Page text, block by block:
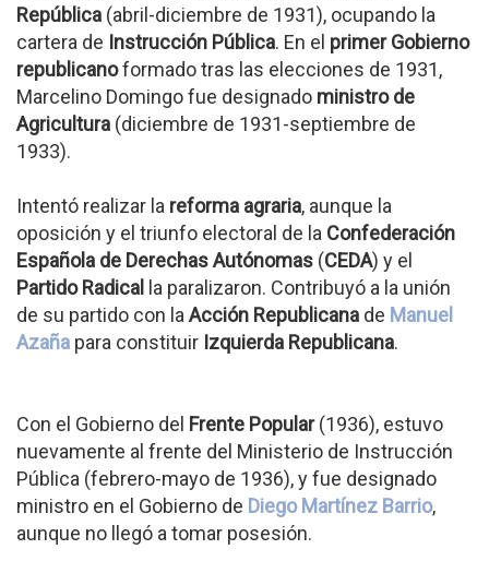
República (abril-diciembre de 1931), ocupando la
cartera de Instrucción Pública. En el primer Gobierno
republicanoformado tras las elecciones de 1931,
Marcelino Domingo fue designado ministro de
Agricultura (diciembre de 1931-septiembre de
1933).
Intentó realizar la reforma agraria, aunque la
oposición y el triunfo electoral de la Confederación
Española de Derechas Autónomas (CEDA) y el
Partido Radical
la paralizaron. Contribuyó a la unión
de su partido con la Acción Republicana de Manuel
Azaña para constituir Izquierda Republicana.
Con el Gobierno del Frente Popular(1936), estuvo
nuevamente al frente del Ministerio de Instrucción
Pública (febrero-mayo de 1936), y fue designado
ministro en el Gobierno de Diego Martínez Barrio,
aunque no llegó a tomar posesión.